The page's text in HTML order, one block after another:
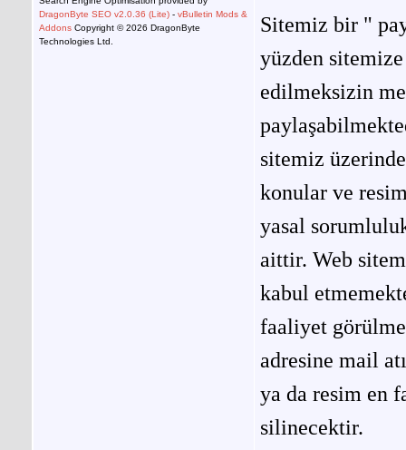
DragonByte SEO v2.0.36 (Lite) - vBulletin Mods &
Addons Copyright © 2026 DragonByte
Technologies Ltd.
Sitemiz bir "
yüzden
edilmeksizin
sitemiz
konular ve
yasal
aittir. Web
kabul
faaliyet
adresine mail
ya da resim en
silinecektir.